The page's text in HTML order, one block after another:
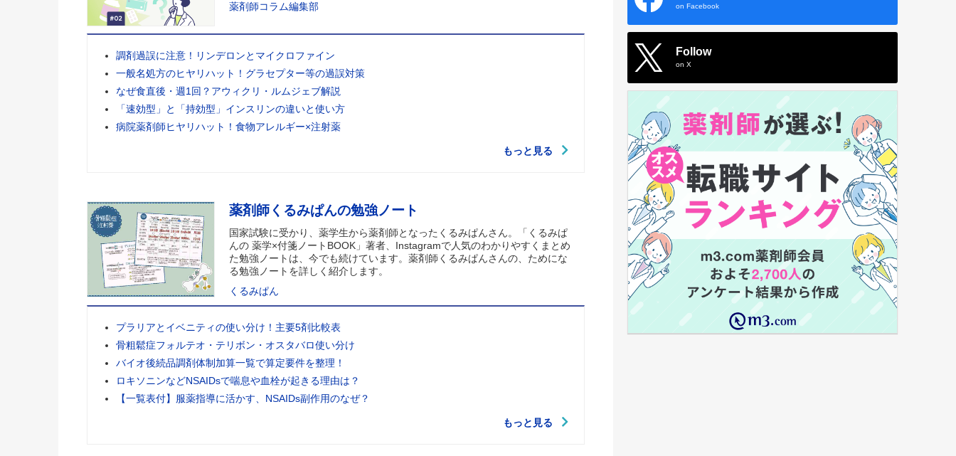
薬剤師コラム編集部
調剤過誤に注意！リンデロンとマイクロファイン
一般名処方のヒヤリハット！グラセプター等の過誤対策
なぜ食直後・週1回？アウィクリ・ルムジェブ解説
「速効型」と「持効型」インスリンの違いと使い方
病院薬剤師ヒヤリハット！食物アレルギー×注射薬
もっと見る
薬剤師くるみぱんの勉強ノート
国家試験に受かり、薬学生から薬剤師となったくるみぱんさん。「くるみぱ
んの 薬学×付箋ノートBOOK」著者、Instagramで人気のわかりやすくまとめ
た勉強ノートは、今でも続けています。薬剤師くるみぱんさんの、ためにな
る勉強ノートを詳しく紹介します。
くるみぱん
プラリアとイベニティの使い分け！主要5剤比較表
骨粗鬆症フォルテオ・テリボン・オスタバロ使い分け
バイオ後続品調剤体制加算一覧で算定要件を整理！
ロキソニンなどNSAIDsで喘息や血栓が起きる理由は？
【一覧表付】服薬指導に活かす、NSAIDs副作用のなぜ？
もっと見る
on Facebook
Follow
on X